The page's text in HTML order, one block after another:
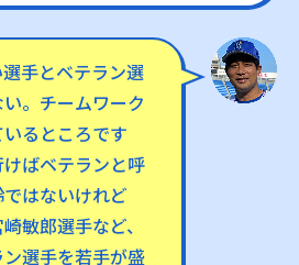
手とベテラン選
。チームワーク
るところです
ばベテランと呼
はないけれど
敏郎選手など、
選手を若手が盛